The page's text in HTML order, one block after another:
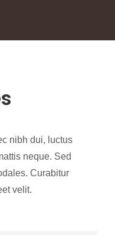
nibh dui, luctus
neque. Sed
Curabitur
velit.